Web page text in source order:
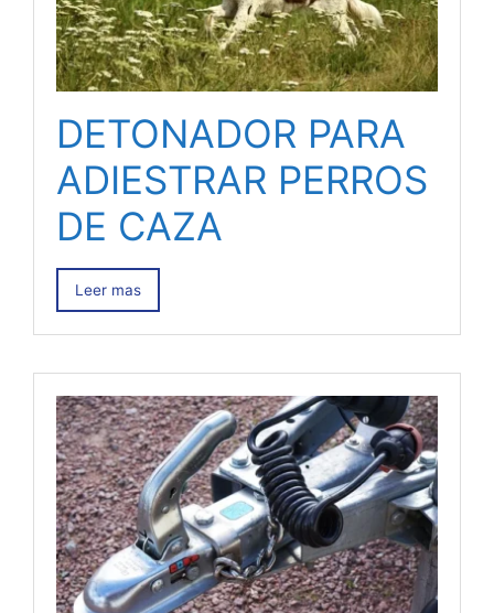
DETONADOR PARA
ADIESTRAR PERROS
DE CAZA
Leer mas